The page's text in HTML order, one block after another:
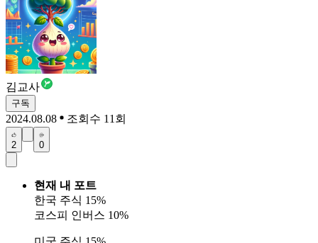
김교사
구독
2024.08.08 조회수 11회
2 0
현재 내 포트
한국 주식 15%
코스피 인버스 10%